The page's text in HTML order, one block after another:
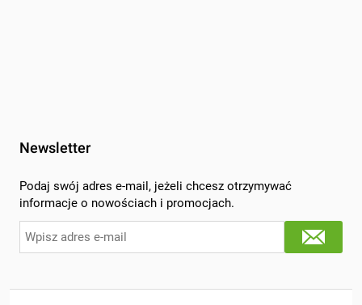
Newsletter
Podaj swój adres e-mail, jeżeli chcesz otrzymywać
informacje o nowościach i promocjach.